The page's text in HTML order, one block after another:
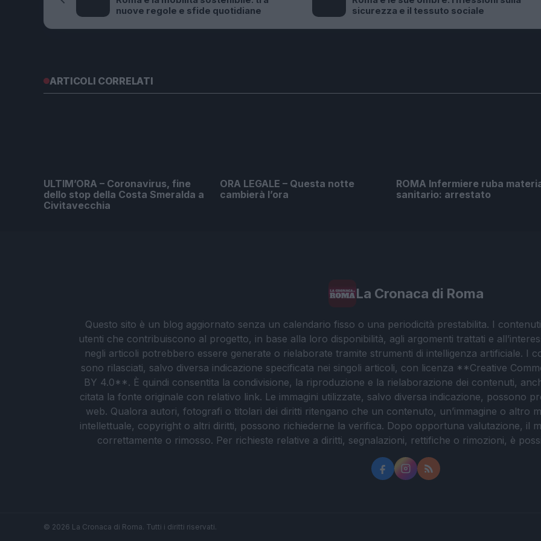
nuove regole e sfide quotidiane
sicurezza e il tessuto sociale
ARTICOLI CORRELATI
ULTIM’ORA – Coronavirus, fine
dello stop della Costa Smeralda a
Civitavecchia
ORA LEGALE – Questa notte
cambierà l’ora
ROMA Infermiere ruba
sanitario: arrestato
La Cronaca di Roma
Questo sito è un blog aggiornato senza un calendario fisso o una periodicità prestabilita. I
utenti che contribuiscono al progetto, in base alla loro disponibilità, agli argomenti trattati e
negli articoli potrebbero essere generate o rielaborate tramite strumenti di intelligenza artificiale. I
sono rilasciati, salvo diversa indicazione specificata nei singoli articoli, con licenza **Creative
BY 4.0**. È quindi consentita la condivisione, la riproduzione e la rielaborazione dei contenuti,
citata la fonte originale con relativo link. Le immagini utilizzate, salvo diversa indicazione, possono
web. Qualora autori, fotografi o titolari dei diritti ritengano che un contenuto, un’immagine o altro
intellettuale, copyright o altri diritti, possono richiederne la verifica. Dopo opportuna valutazione, il
correttamente o rimosso. Per richieste relative a diritti, segnalazioni, rettifiche o rimozioni, è
© 2026 La Cronaca di Roma. Tutti i diritti riservati.